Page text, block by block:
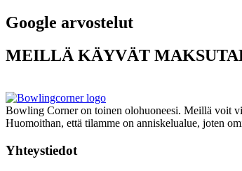
Google arvostelut
MEILLÄ KÄYVÄT
Bowling Corner on toinen olohuoneesi. Meillä voit
Huomoithan, että tilamme on anniskelualue, joten
Yhteystiedot